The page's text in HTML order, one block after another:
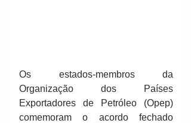
Os estados-membros da
Organização dos Países
Exportadores de Petróleo (Opep)
comemoram o acordo fechado